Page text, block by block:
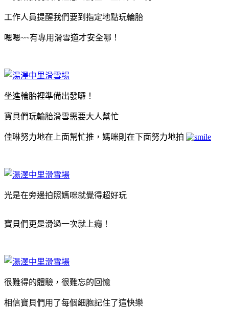
工作人員提醒我們要到指定地點玩輪胎
嗯嗯~~有專用滑雪道才安全哪！
坐進輪胎裡準備出發囉！
寶貝們玩輪胎滑雪需要大人幫忙
佳琳努力地在上面幫忙推，媽咪則在下面努力地拍
光是在旁邊拍照媽咪就覺得超好玩
寶貝們更是滑過一次就上癮！
很難得的體驗，很難忘的回憶
相信寶貝們用了每個細胞記住了這快樂